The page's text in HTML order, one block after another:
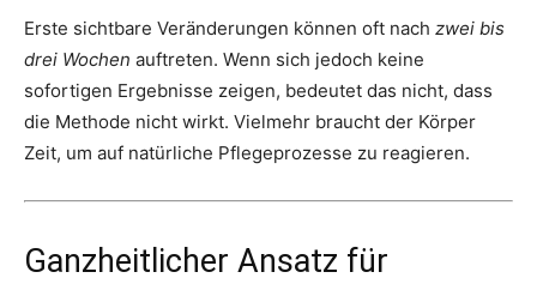
Erste sichtbare Veränderungen können oft nach zwei bis
drei Wochen auftreten. Wenn sich jedoch keine
sofortigen Ergebnisse zeigen, bedeutet das nicht, dass
die Methode nicht wirkt. Vielmehr braucht der Körper
Zeit, um auf natürliche Pflegeprozesse zu reagieren.
Ganzheitlicher Ansatz für